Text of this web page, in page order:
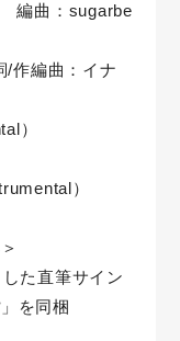
編曲：sugarbe
/作編曲：イナ
）
）
た直筆サイン
を同梱